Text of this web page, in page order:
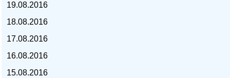
19.08.2016
18.08.2016
17.08.2016
16.08.2016
15.08.2016